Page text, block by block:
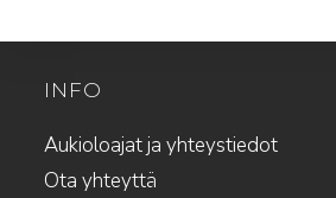
INFO
Aukioloajat ja yhteystiedot
Ota yhteyttä